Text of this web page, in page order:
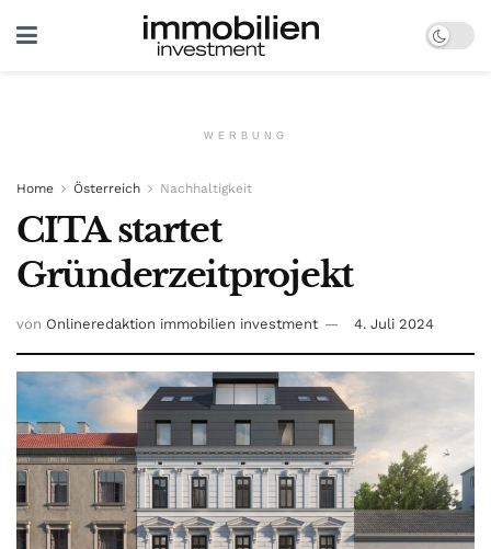
WERBUNG
Home Österreich Nachhaltigkeit
CITA startet
Gründerzeitprojekt
von Onlineredaktion immobilien investment 4. Juli 2024